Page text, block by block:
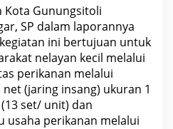
Kota Gunungsitoli
SP dalam laporannya
ini bertujuan untuk
nelayan kecil melalui
perikanan melalui
(jaring insang) ukuran 1
set/ unit) dan
usaha perikanan melalui